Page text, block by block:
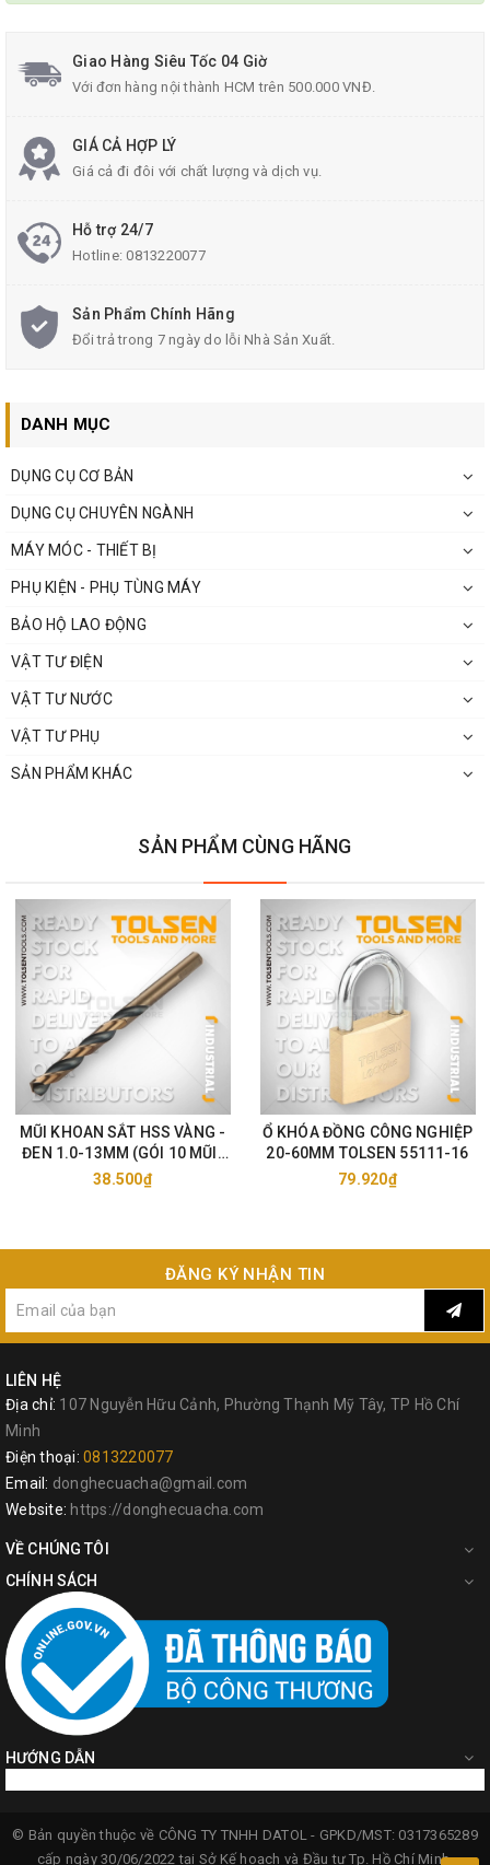
Giao Hàng Siêu Tốc 04 Giờ
Với đơn hàng nội thành HCM trên 500.000 VNĐ.
GIÁ CẢ HỢP LÝ
Giá cả đi đôi với chất lượng và dịch vụ.
Hỗ trợ 24/7
Hotline:0813220077
Sản Phẩm Chính Hãng
Đổi trả trong 7 ngày do lỗi Nhà Sản Xuất.
DANH MỤC
DỤNG CỤ CƠ BẢN
DỤNG CỤ CHUYÊN NGÀNH
MÁY MÓC - THIẾT BỊ
PHỤ KIỆN - PHỤ TÙNG MÁY
BẢO HỘ LAO ĐỘNG
VẬT TƯ ĐIỆN
VẬT TƯ NƯỚC
VẬT TƯ PHỤ
SẢN PHẨM KHÁC
SẢN PHẨM CÙNG HÃNG
MŨI KHOAN SẮT HSS VÀNG -
ĐEN 1.0-13MM (GÓI 10 MŨI)
TOLSEN 75105-33
38.500₫
Ổ KHÓA ĐỒNG CÔNG NGHIỆP
20-60MM TOLSEN 55111-16
79.920₫
ĐĂNG KÝ NHẬN TIN
LIÊN HỆ
Địa chỉ: 107 Nguyễn Hữu Cảnh, Phường Thạnh Mỹ Tây, TP Hồ Chí
Minh
Điện thoại: 0813220077
Email: donghecuacha@gmail.com
Website: https://donghecuacha.com
VỀ CHÚNG TÔI
CHÍNH SÁCH
HƯỚNG DẪN
© Bản quyền thuộc về CÔNG TY TNHH DATOL - GPKD/MST: 0317365289
cấp ngày 30/06/2022 tại Sở Kế hoạch và Đầu tư Tp. Hồ Chí Minh.